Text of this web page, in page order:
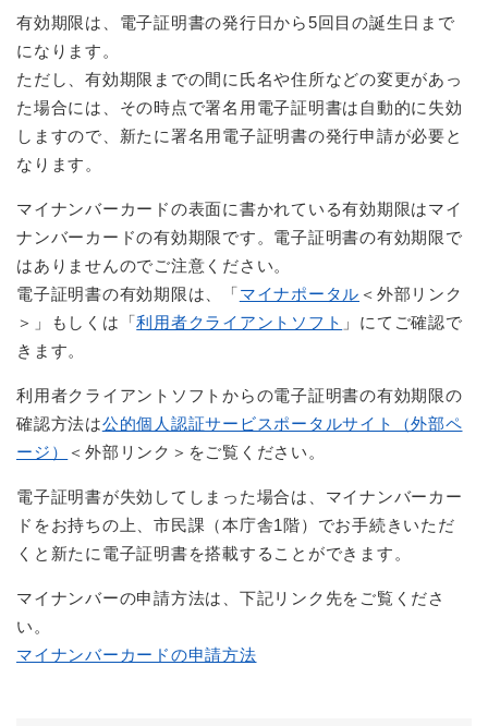
有効期限は、電子証明書の発行日から5回目の誕生日まで
になります。
ただし、有効期限までの間に氏名や住所などの変更があっ
た場合には、その時点で署名用電子証明書は自動的に失効
しますので、新たに署名用電子証明書の発行申請が必要と
なります。
マイナンバーカードの表面に書かれている有効期限はマイ
ナンバーカードの有効期限です。電子証明書の有効期限で
はありませんのでご注意ください。
電子証明書の有効期限は、「マイナポータル ＜外部リンク
＞ 」もしくは「利用者クライアントソフト 」にてご確認で
きます。
利用者クライアントソフトからの電子証明書の有効期限の
確認方法は公的個人認証サービスポータルサイト（外部ペ
ージ）
＜外部リンク＞ をご覧ください。
電子証明書が失効してしまった場合は、マイナンバーカー
ドをお持ちの上、市民課（本庁舎1階）でお手続きいただ
くと新たに電子証明書を搭載することができます。
マイナンバーの申請方法は、下記リンク先をご覧くださ
い。
​マイナンバーカードの申請方法